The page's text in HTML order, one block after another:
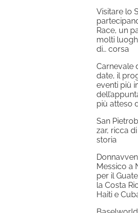
Visitare lo
Race, un
molti
di… corsa
Carnevale
date, il
eventi più
più atteso
San
zar, ricca
storia
Messico a
per il
la Costa
Haiti e